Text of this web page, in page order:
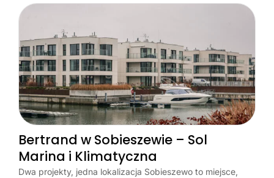
Bertrand w Sobieszewie – Sol
Marina i Klimatyczna
Dwa projekty, jedna lokalizacja Sobieszewo to miejsce,